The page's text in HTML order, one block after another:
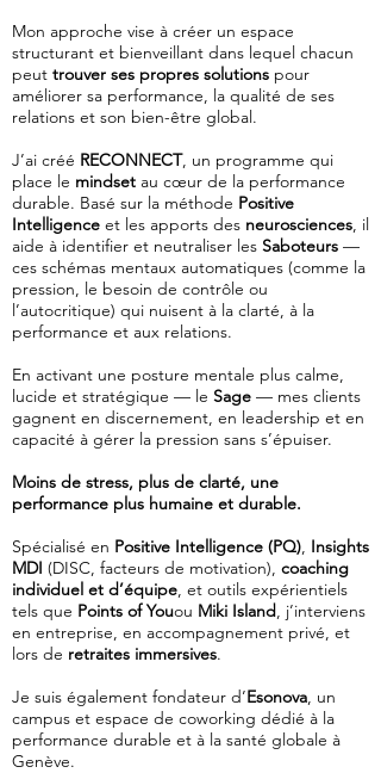
Mon approche vise à créer un espace
structurant et bienveillant dans lequel chacun
peut trouver ses propres solutions pour
améliorer sa performance, la qualité de ses
relations et son bien-être global.
J’ai créé RECONNECT, un programme qui
place le mindset au cœur de la performance
durable. Basé sur la méthode Positive
Intelligence et les apports des neurosciences, il
aide à identifier et neutraliser les Saboteurs —
ces schémas mentaux automatiques (comme la
pression, le besoin de contrôle ou
l’autocritique) qui nuisent à la clarté, à la
performance et aux relations.
En activant une posture mentale plus calme,
lucide et stratégique — le Sage — mes clients
gagnent en discernement, en leadership et en
capacité à gérer la pression sans s’épuiser.
Moins de stress, plus de clarté, une
performance plus humaine et durable.
Spécialisé en Positive Intelligence (PQ), Insights
MDI (DISC, facteurs de motivation), coaching
individuel et d’équipe, et outils expérientiels
tels que Points of Youou Miki Island, j’interviens
en entreprise, en accompagnement privé, et
lors de retraites immersives.
Je suis également fondateur d’Esonova, un
campus et espace de coworking dédié à la
performance durable et à la santé globale à
Genève.